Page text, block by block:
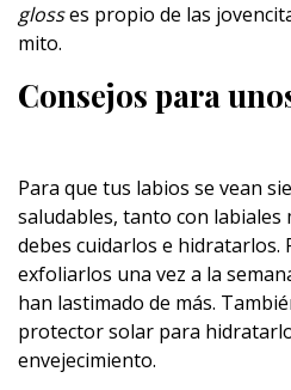
glosses propio de las
mito.
Consejos para
Para que tus labios se vean
saludables, tanto con labiales
debes cuidarlos e hidratarlos.
exfoliarlos una vez a la
han lastimado de más.
protector solar para
envejecimiento.